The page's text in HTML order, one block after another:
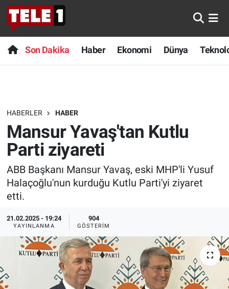
Son Dakika Haber Ekonomi Dünya
HABERLER HABER
Mansur Yavaş'tan Kutlu
Parti ziyareti
ABB Başkanı Mansur Yavaş, eski MHP'li Yusuf
Halaçoğlu'nun kurduğu Kutlu Parti'yi ziyaret
etti.
21.02.2025 - 19:24
YAYINLANMA
904
GÖSTERIM
Anında Manşet
Başka Sohbetler
Bilim turu
Bilim ve Teknoloji Evreni
Doğa Konuşuyor
Ege Saati
Ege'den Esintiler
Eğitim
Son Dakika
Haber
Dünya
Teknoloji
Sağlık
Yayın Akışı
İletişim
Nöbetçi Eczaneler
Hava Durumu
Trafik Durumu
Süper Lig Puan Durumu ve Fikstür
Tüm Manşetler
Haber Arşivi